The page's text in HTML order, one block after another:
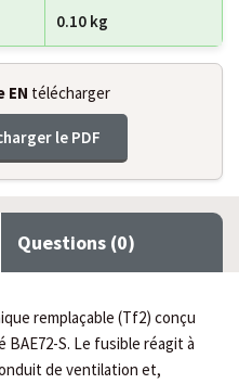
0.10 kg
EN télécharger
le PDF
Questions (0)
remplaçable (Tf2) conçu
S. Le fusible réagit à
de ventilation et,